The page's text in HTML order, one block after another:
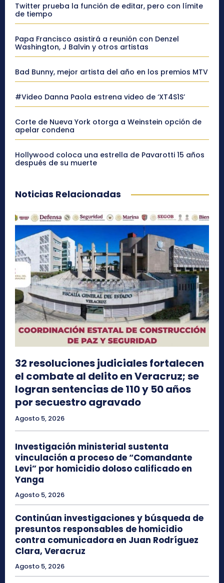
Twitter prueba la función de editar, pero con límite
de tiempo
Papa Francisco asistirá a reunión con Denzel
Washington, J Balvin y otros artistas
Bad Bunny, mejor artista del año en los premios MTV
#Video Danna Paola estrena video de ‘XT4S1S’
Corte de Nueva York otorga a Weinstein opción de
apelar condena
Hollywood coloca una estrella de Pavarotti 15 años
después de su muerte
Noticias Relacionadas
32 resoluciones judiciales fortalecen
el combate al delito en Veracruz; se
logran sentencias de 110 y 50 años
por secuestro agravado
Agosto 5, 2026
Investigación ministerial sustenta
vinculación a proceso de “Comandante
Levi” por homicidio doloso calificado en
Yanga
Agosto 5, 2026
Continúan investigaciones y búsqueda de
presuntos responsables de homicidio
contra comunicadora en Juan Rodríguez
Clara, Veracruz
Agosto 5, 2026